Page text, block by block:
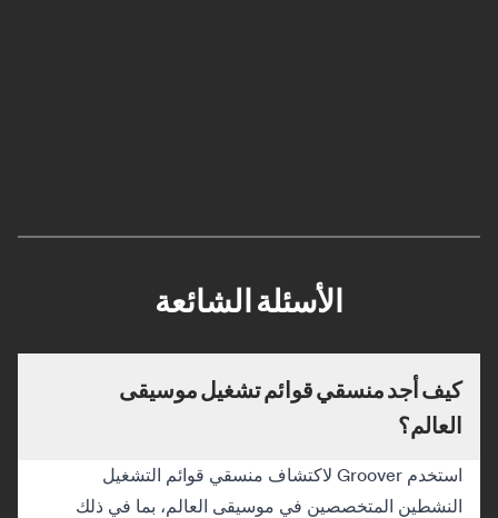
الأسئلة الشائعة
كيف أجد منسقي قوائم تشغيل موسيقى
العالم؟
استخدم Groover لاكتشاف منسقي قوائم التشغيل
النشطين المتخصصين في موسيقى العالم، بما في ذلك